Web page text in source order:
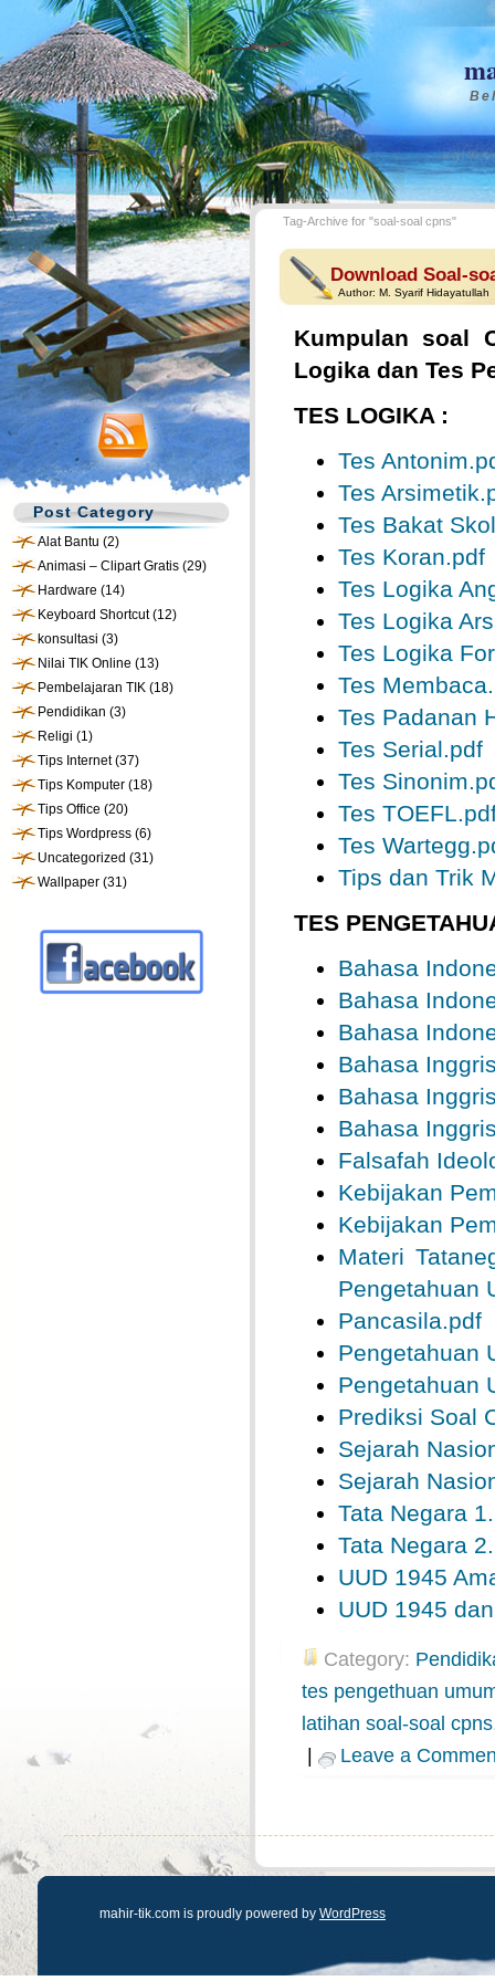
Post Category
Alat Bantu (2)
Animasi – Clipart Gratis (29)
Hardware (14)
Keyboard Shortcut(12)
konsultasi (3)
Nilai TIK Online (13)
Pembelajaran TIK (18)
Pendidikan (3)
Religi (1)
Tips Internet(37)
Tips Komputer (18)
Tips Office (20)
Tips Wordpress (6)
Uncategorized (31)
Wallpaper (31)
Tag-Archive for "soal-soal cpns"
Download Soal-
Author: M. Syarif Hidayatullah
Kumpulan soal
Logika dan Tes
TES LOGIKA :
Tes
Tes
Tes Bakat
Tes Koran.pdf
Tes Logika
Tes Logika
Tes Logika
Tes
Tes Padanan
Tes Serial.pdf
Tes
Tes
Tes
Tips dan Trik
TES
Bahasa
Bahasa
Bahasa
Bahasa
Bahasa
Bahasa
Falsafah
Kebijakan
Kebijakan
Materi
Pengetahuan
Pancasila.pdf
Pengetahuan
Pengetahuan
Prediksi Soal
Sejarah
Sejarah
Tata Negara
Tata Negara
UUD 1945
UUD 1945
Category:
tes pengethuan
latihan soal-soal cpns
Leave a
mahir-tik.com is proudly powered by WordPress